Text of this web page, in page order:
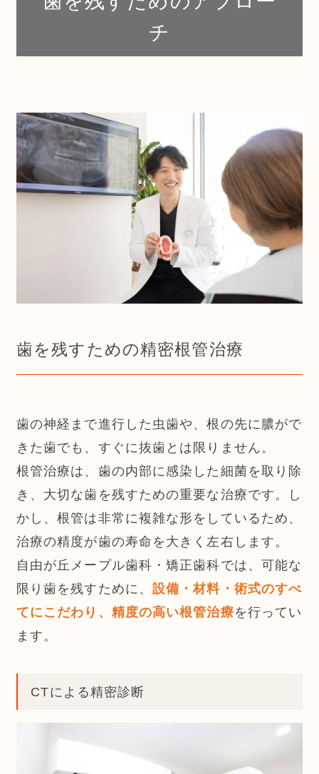
チ
歯を残すための精密根管治療
歯の神経まで進行した虫歯や、根の先に膿がで
きた歯でも、すぐに抜歯とは限りません。
根管治療は、歯の内部に感染した細菌を取り除
き、大切な歯を残すための重要な治療です。し
かし、根管は非常に複雑な形をしているため、
治療の精度が歯の寿命を大きく左右します。
自由が丘メープル歯科・矯正歯科では、可能な
限り歯を残すために、 設備・材料・術式のすべ
てにこだわり、精度の高い根管治療を行ってい
ます。
CTによる精密診断